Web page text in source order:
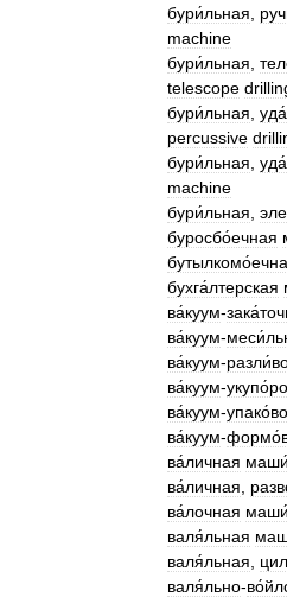
бури́льная
machine
бури́льная
telescope
бури́льная
percussive
бури́льная
machine
бури́льная
буросбо́ечная
бухга́лтерская
ва́куум-
ва́куум-
ва́куум-
ва́куум-
ва́куум-
ва́куум-
ва́личная
ва́личная
ва́лочная
валя́льная
валя́льная
валя́льно-